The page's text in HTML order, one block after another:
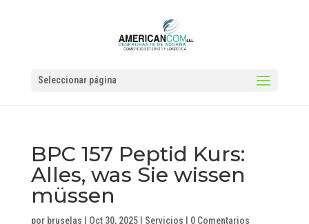
Seleccionar página
BPC 157 Peptid Kurs:
Alles, was Sie wissen
müssen
por bruselas Oct 30, 2025| Servicios 0 Comentarios